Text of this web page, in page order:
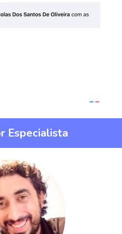
Especialista